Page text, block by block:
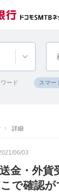
ード スマー
詳細
06/03
送金・外
で確認が